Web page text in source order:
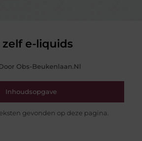
e-liquids
Obs-Beukenlaan.nl
Inhoudsopgave
gevonden op deze pagina.